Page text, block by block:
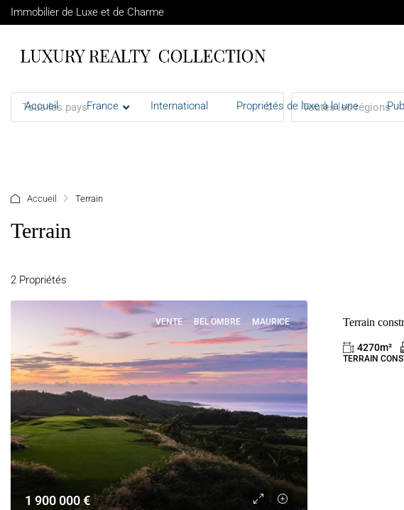
Immobilier de Luxe et de Charme
Accueil France International Propriétés de luxe à la une
Tous les pays Toutes les régions
Accueil Terrain
Terrain
2 Propriétés
VENTE BEL OMBRE MAURICE
1 900 000 €
4270m²
TERRAIN